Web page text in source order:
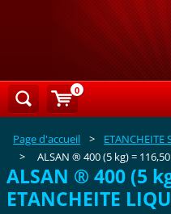
Page d'accueil > ETANCHEITE
>
ALSAN ® 400 (5 kg) =
ALSAN ® 400 (5
ETANCHEITE
0